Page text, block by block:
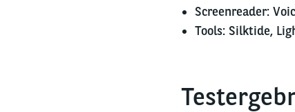
Screenreader:
Tools: Silktide,